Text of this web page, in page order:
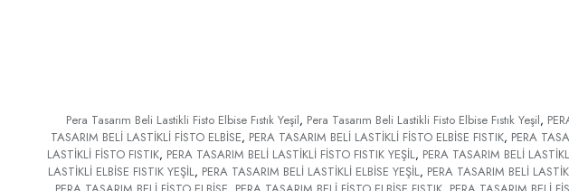
Pera Tasarım Beli Lastikli Fisto Elbise Fıstık Yeşil, Pera Tasarım Beli Lastikli Fisto Elbise Fıstık Yeşil,
TASARIM BELİ LASTİKLİ FİSTO ELBİSE, PERA TASARIM BELİ LASTİKLİ FİSTO ELBİSE FISTIK, PERA
LASTİKLİ FİSTO FISTIK, PERA TASARIM BELİ LASTİKLİ FİSTO FISTIK YEŞİL, PERA TASARIM BELİ
LASTİKLİ ELBİSE FISTIK YEŞİL, PERA TASARIM BELİ LASTİKLİ ELBİSE YEŞİL, PERA TASARIM BELİ